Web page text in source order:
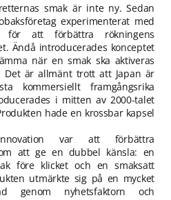
smak är inte ny. Sedan
experimenterat med
för att förbättra rökningens
Ändå introducerades konceptet
när en smak ska aktiveras
Det är allmänt trott att Japan är
kommersiellt framgångsrika
i mitten av 2000-talet
hade en krossbar kapsel
var att förbättra
att ge en dubbel känsla: en
före klicket och en smaksatt
utmärkte sig på en mycket
genom nyhetsfaktorn och